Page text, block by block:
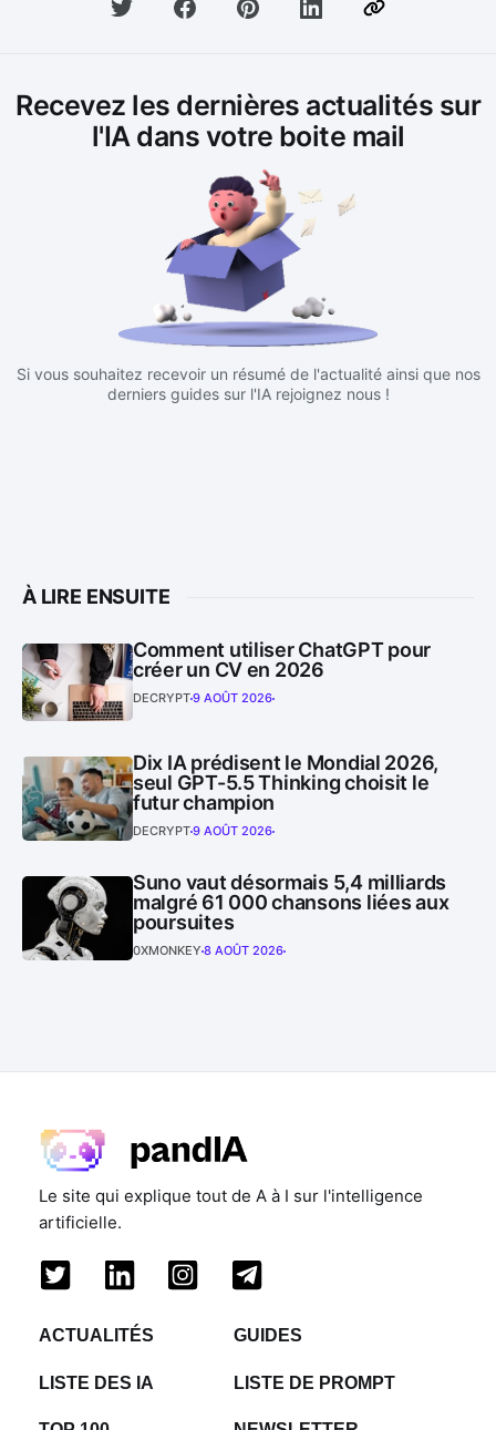
Recevez les dernières actualités sur
l'IA dans votre boite mail
Si vous souhaitez recevoir un résumé de l'actualité ainsi que nos
derniers guides sur l'IA rejoignez nous !
À LIRE ENSUITE
Comment utiliser ChatGPT pour
créer un CV en 2026
DECRYPT9 AOÛT 2026
Dix IA prédisent le Mondial 2026,
seul GPT-5.5 Thinking choisit le
futur champion
DECRYPT9 AOÛT 2026
Suno vaut désormais 5,4 milliards
malgré 61 000 chansons liées aux
poursuites
0XMONKEY 8 AOÛT 2026
Le site qui explique tout de A à I sur l'intelligence
artificielle.
ACTUALITÉS GUIDES
LISTE DES IA LISTE DE PROMPT